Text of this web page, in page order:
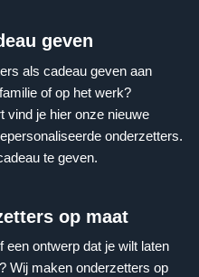
geven
als cadeau geven aan
of op het werk?
vind je hier onze nieuwe
onderzetters.
te geven.
op maat
een ontwerp dat je wilt laten
Wij maken onderzetters op